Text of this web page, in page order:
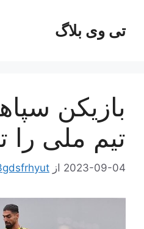
محتواتی وی بلاگ
بازیکن
تیم ملی
2023-09-04 از